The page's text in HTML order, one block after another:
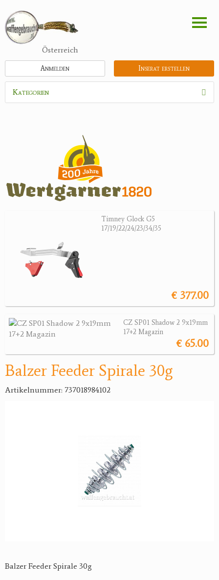
zum
Inhalt
Österreich
Inserat erstellen
Anmelden
Kategorien
Zubehör
Bücher, Videos
Reviereinrichtungen
Timney Glock G5
17/19/22/24/23/34/35
€ 377.00
CZ SP01 Shadow 2 9x19mm
17+2 Magazin
€ 65.00
Balzer Feeder Spirale 30g
Artikelnummer: 737018984102
Balzer Feeder Spirale 30g